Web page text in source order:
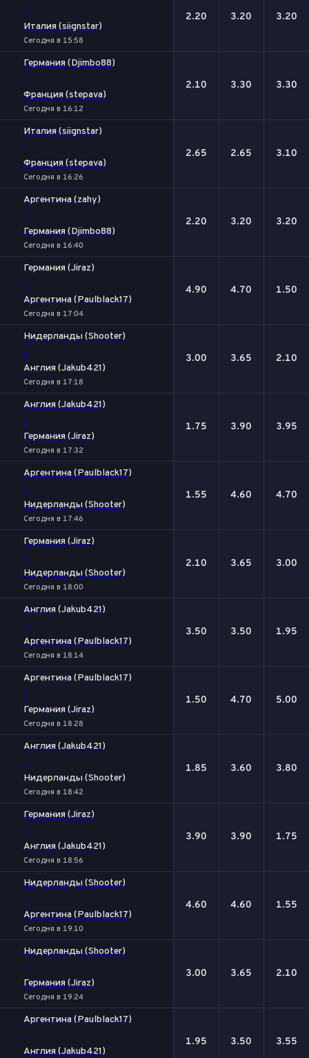
-
Италия (siignstar)
Сегодня в 15:58
2.20 3.20 3.20
Германия (Djimbo88)
-
Франция (stepava)
Сегодня в 16:12
2.10 3.30 3.30
Италия (siignstar)
-
Франция (stepava)
Сегодня в 16:26
2.65 2.65 3.10
Аргентина (zahy)
-
Германия (Djimbo88)
Сегодня в 16:40
2.20 3.20 3.20
Германия (Jiraz)
-
Аргентина (Paulblack17)
Сегодня в 17:04
4.90 4.70 1.50
Нидерланды (Shooter)
-
Англия (Jakub421)
Сегодня в 17:18
3.00 3.65 2.10
Англия (Jakub421)
-
Германия (Jiraz)
Сегодня в 17:32
1.75 3.90 3.95
Аргентина (Paulblack17)
-
Нидерланды (Shooter)
Сегодня в 17:46
1.55 4.60 4.70
Германия (Jiraz)
-
Нидерланды (Shooter)
Сегодня в 18:00
2.10 3.65 3.00
Англия (Jakub421)
-
Аргентина (Paulblack17)
Сегодня в 18:14
3.50 3.50 1.95
Аргентина (Paulblack17)
-
Германия (Jiraz)
Сегодня в 18:28
1.50 4.70 5.00
Англия (Jakub421)
-
Нидерланды (Shooter)
Сегодня в 18:42
1.85 3.60 3.80
Германия (Jiraz)
-
Англия (Jakub421)
Сегодня в 18:56
3.90 3.90 1.75
Нидерланды (Shooter)
-
Аргентина (Paulblack17)
Сегодня в 19:10
4.60 4.60 1.55
Нидерланды (Shooter)
-
Германия (Jiraz)
Сегодня в 19:24
3.00 3.65 2.10
Аргентина (Paulblack17)
-
Англия (Jakub421)
1.95 3.50 3.55